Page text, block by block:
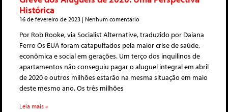
Histórica
16 de fevereiro de 2023 Nenhum comentário
Por Rob Rooke, via Socialist Alternative, traduzido por Daiana
Ferro Os EUA foram catapultados pela maior crise de saúde,
econômica e social em gerações. Um terço dos inquilinos de
apartamentos não conseguiu pagar o aluguel integral em abril
de 2020 e outros milhões estarão na mesma situação em maio
deste mesmo ano. Os três milhões
Leia mais »